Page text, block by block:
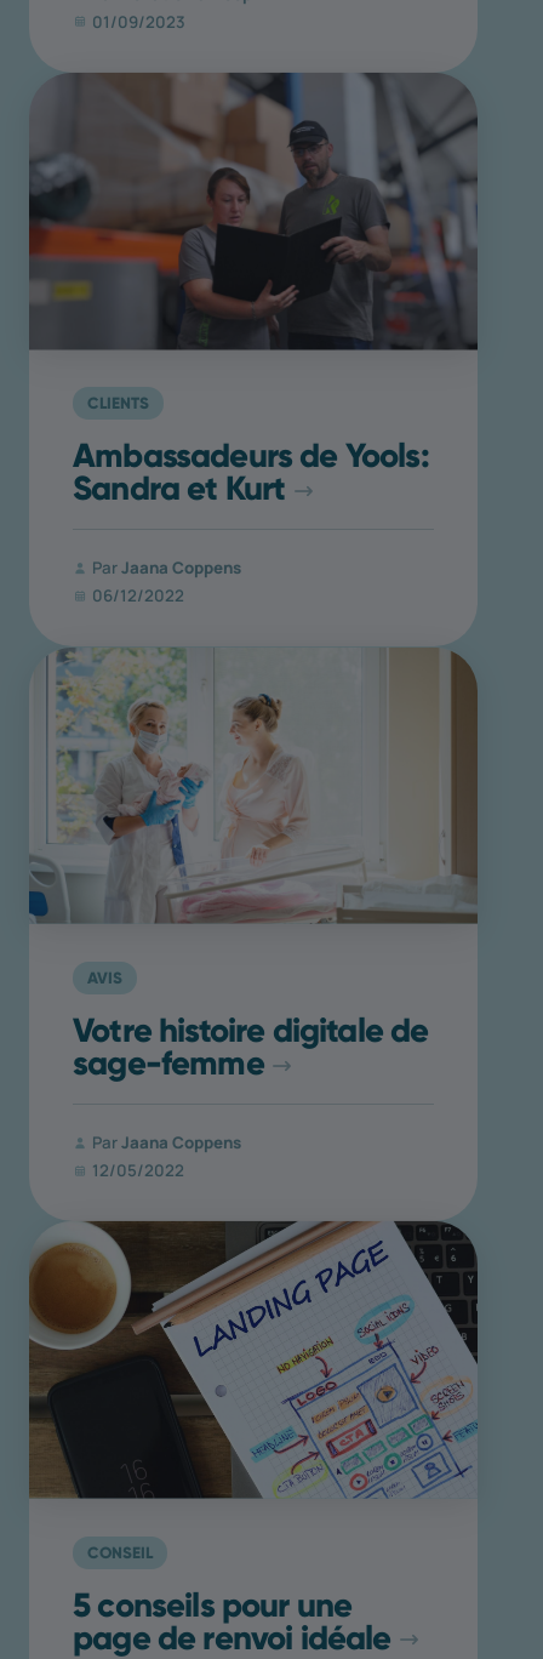
01/09/2023
CLIENTS
Ambassadeurs de Yools:
Sandra et Kurt
ParJaana Coppens
06/12/2022
AVIS
Votre histoire digitale de
sage-femme
ParJaana Coppens
12/05/2022
CONSEIL
5 conseils pour une
page de renvoi idéale